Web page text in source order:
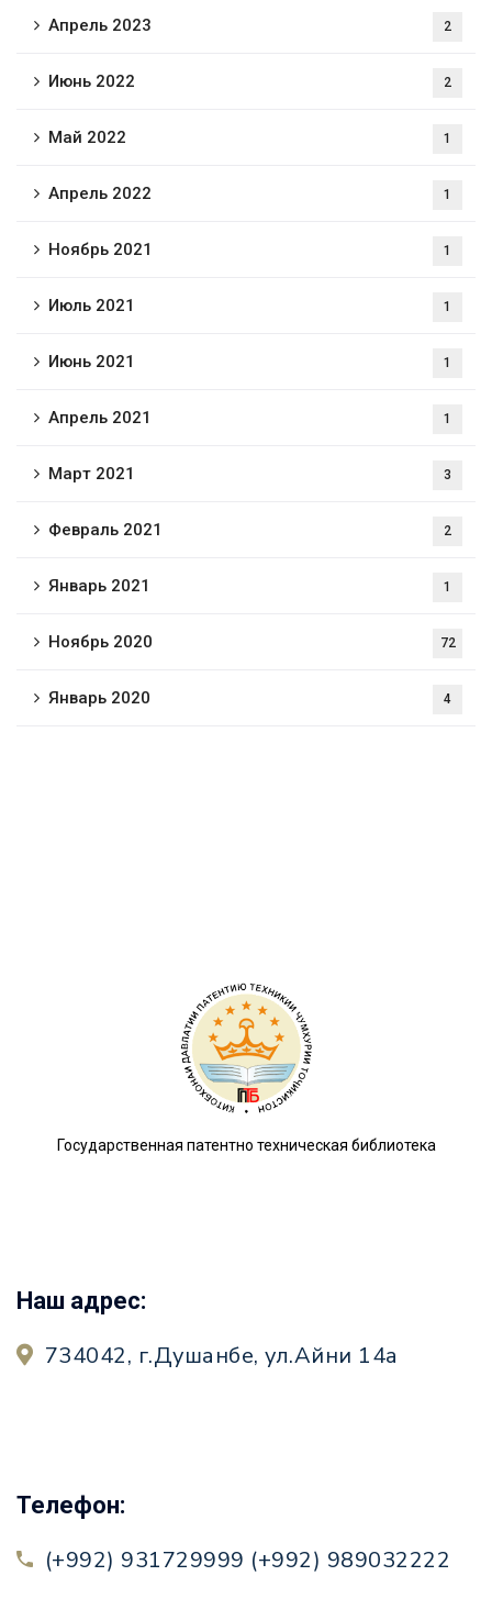
Апрель 2023 2
Июнь 2022 2
Май 2022 1
Апрель 2022 1
Ноябрь 2021 1
Июль 2021 1
Июнь 2021 1
Апрель 2021 1
Март 2021 3
Февраль 2021 2
Январь 2021 1
Ноябрь 2020 72
Январь 2020 4
Государственная патентно техническая библиотека
Наш адрес:
734042, г.Душанбе, ул.Айни 14а
Телефон:
(+992) 931729999 (+992) 989032222